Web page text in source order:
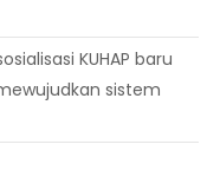
KUHAP baru
sistem